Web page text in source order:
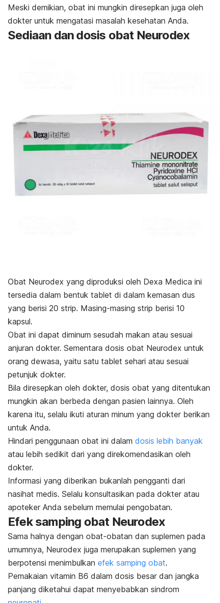
Meski demikian, obat ini mungkin diresepkan juga oleh
dokter untuk mengatasi masalah kesehatan Anda.
Sediaan dan dosis obat Neurodex
Obat Neurodex yang diproduksi oleh Dexa Medica ini
tersedia dalam bentuk tablet di dalam kemasan dus
yang berisi 20 strip. Masing-masing strip berisi 10
kapsul.
Obat ini dapat diminum sesudah makan atau sesuai
anjuran dokter. Sementara dosis obat Neurodex untuk
orang dewasa, yaitu satu tablet sehari atau sesuai
petunjuk dokter.
Bila diresepkan oleh dokter, dosis obat yang ditentukan
mungkin akan berbeda dengan pasien lainnya. Oleh
karena itu, selalu ikuti aturan minum yang dokter berikan
untuk Anda.
Hindari penggunaan obat ini dalam dosis lebih banyak
atau lebih sedikit dari yang direkomendasikan oleh
dokter.
Informasi yang diberikan bukanlah pengganti dari
nasihat medis. Selalu konsultasikan pada dokter atau
apoteker Anda sebelum memulai pengobatan.
Efek samping obat Neurodex
Sama halnya dengan obat-obatan dan suplemen pada
umumnya, Neurodex juga merupakan suplemen yang
berpotensi menimbulkan efek samping obat.
Pemakaian vitamin B6 dalam dosis besar dan jangka
panjang diketahui dapat menyebabkan sindrom